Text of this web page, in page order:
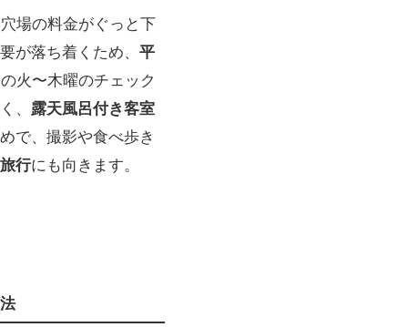
場の料金がぐっと下
が落ち着くため、 平
火〜木曜のチェック
、 露天風呂付き客室
で、撮影や食べ歩き
行にも向きます。